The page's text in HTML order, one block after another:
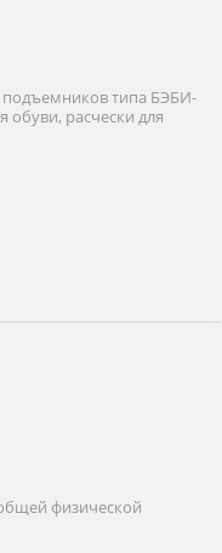
типа БЭБИ-
расчески для
физической